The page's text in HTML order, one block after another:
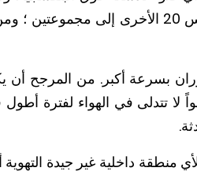
الدراسة بدور المجموعة الضابطة بينما تنقسم
بسرعة أكبر. من المرجح أن
لا تتدلى في الهواء لفترة
يمكن لأي منطقة داخلية غير جيدة